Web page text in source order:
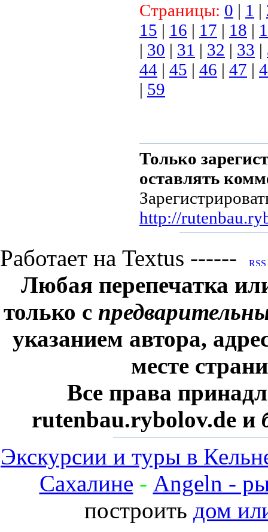
Страницы: 0 | 1 |
15 | 16 | 17 | 18 |
| 30 | 31 | 32 | 33 |
44 | 45 | 46 | 47 |
| 59
Только
оставлять
http://
Работает на Textus ------
Любая перепечатка
только с
указанием автора,
месте
Все права
rutenbau.rybolov.de и
Экскурсии и туры в
Сахалине - Angeln -
построить дом